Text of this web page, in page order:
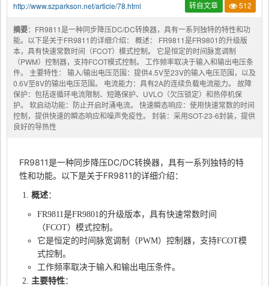
http://www.szparkson.net/article/78.html 转自文章 512
摘要：FR9811是一种同步降压DC/DC转换器，具有一系列独特的特性和功
能。以下是关于FR9811的详细介绍： 概述： FR9811是FR9801的升级版
本，具有快速常数时间（FCOT）模式控制。 它是恒定的时间脉宽调制
（PWM）控制器，支持FCOT模式控制。 工作频率取决于输入和输出电压条
件。 主要特性： 输入/输出电压范围：提供4.5V至23V的输入电压范围，以及
0.6V至8V的输出电压范围。 电流能力：具有2A的连续负载电流能力。 故障
保护：包括逐循环电流限制、短路保护、UVLO（欠压锁定）和热停机保
护。 软启动功能：防止开启时涌电流。 快速瞬态响应：使用快速常数的时间
控制，提供快速的瞬态响应和噪声免疫性。 封装：采用SOT-23-6封装，提供
良好的导热性
FR9811是一种同步降压DC/DC转换器，具有一系列独特的特
性和功能。以下是关于FR9811的详细介绍：
概述：
FR9811是FR9801的升级版本，具有快速常数时间
（FCOT）模式控制。
它是恒定的时间脉宽调制（PWM）控制器，支持FCOT模
式控制。
工作频率取决于输入和输出电压条件。
主要特性：